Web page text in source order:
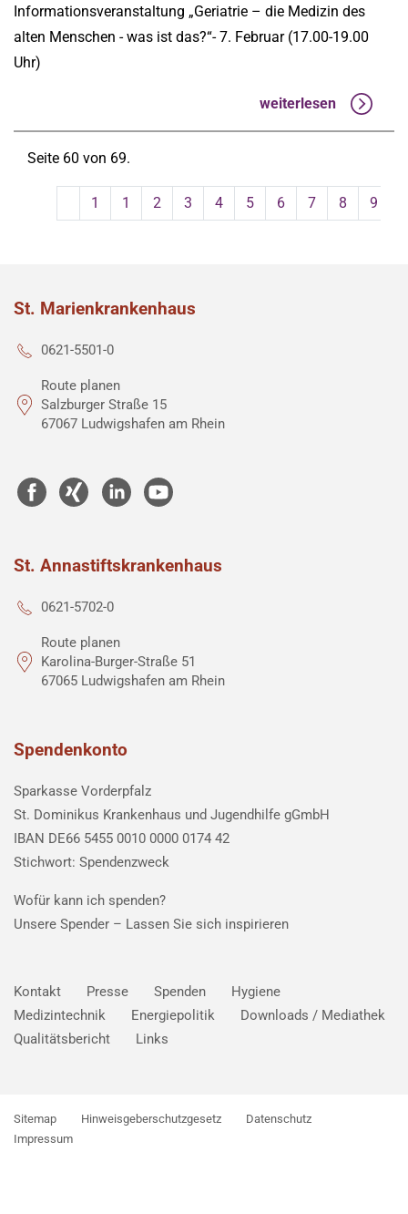
Informationsveranstaltung „Geriatrie – die Medizin des
alten Menschen - was ist das?“- 7. Februar (17.00-19.00
Uhr)
weiterlesen
Seite 60 von 69.
1 1 2 3 4 5 6 7 8 9
St. Marienkrankenhaus
0621-5501-0
Route planen
Salzburger Straße 15
67067 Ludwigshafen am Rhein
St. Annastiftskrankenhaus
0621-5702-0
Route planen
Karolina-Burger-Straße 51
67065 Ludwigshafen am Rhein
Spendenkonto
Sparkasse Vorderpfalz
St. Dominikus Krankenhaus und Jugendhilfe gGmbH
IBAN DE66 5455 0010 0000 0174 42
Stichwort: Spendenzweck
Wofür kann ich spenden?
Unsere Spender – Lassen Sie sich inspirieren
Kontakt Presse Spenden
Hygiene
Medizintechnik
Energiepolitik
Downloads / Mediathek
Qualitätsbericht
Links
Sitemap Hinweisgeberschutzgesetz
Datenschutz
Impressum